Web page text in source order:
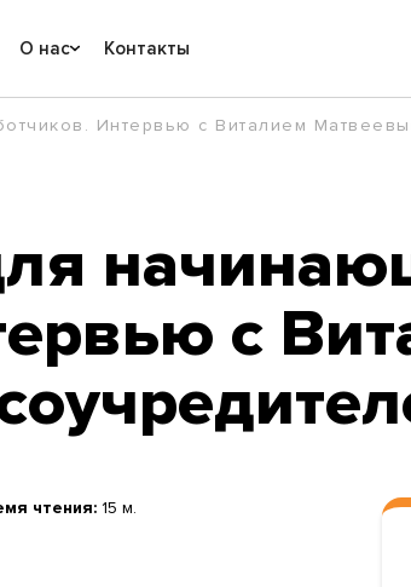
О нас Контакты
Интервью с Виталием
с
чтения: 15 м.